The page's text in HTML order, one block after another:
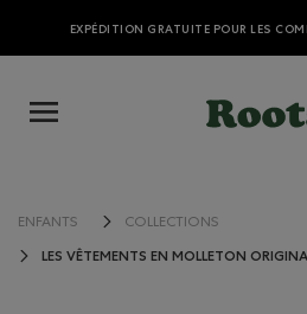
EXPÉDITION GRATUITE POUR LES
ENFANTS COLLECTIONS
LES VÊTEMENTS EN MOLLETON